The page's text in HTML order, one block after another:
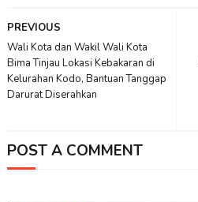
PREVIOUS
Wali Kota dan Wakil Wali Kota
Bima Tinjau Lokasi Kebakaran di
Kelurahan Kodo, Bantuan Tanggap
Darurat Diserahkan
POST A COMMENT